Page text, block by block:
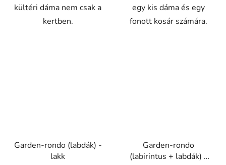
kültéri dáma nem csak a
kertben.
egy kis dáma és egy
fonott kosár számára.
Garden-rondo (labdák) -
lakk
Garden-rondo
(labirintus + labdák) -